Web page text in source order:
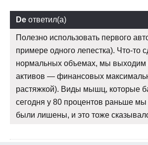
De ответил(а)
Полезно использовать первого
примере одного лепестка). Что-то
нормальных объемах, мы выходим
активов — финансовых
растяжкой). Виды мышц, которые
сегодня у 80 процентов раньше мы
были лишены, и это тоже